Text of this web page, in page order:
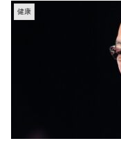
健康